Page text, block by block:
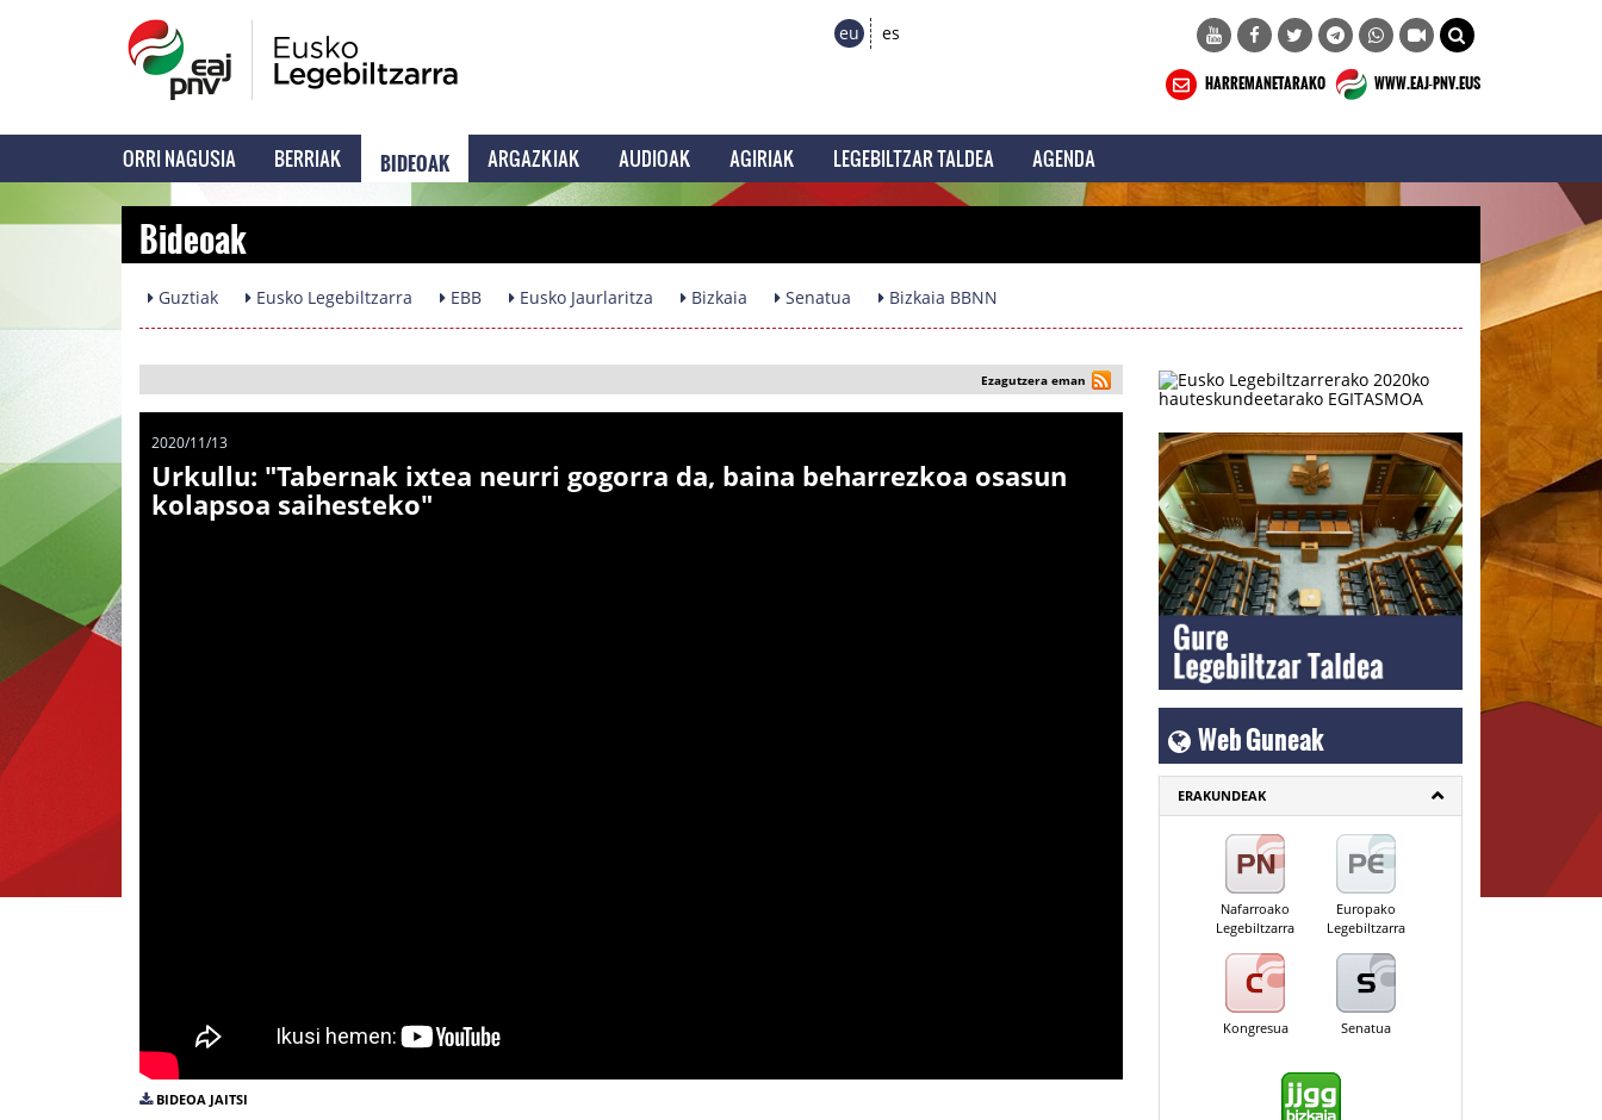
eu es
HARREMANETARAKO WWW.EAJ-PNV.EUS
ORRI NAGUSIA BERRIAK BIDEOAK ARGAZKIAK AUDIOAK AGIRIAK LEGEBILTZAR TALDEA AGENDA
Bideoak
Guztiak Eusko Legebiltzarra EBB Eusko Jaurlaritza Bizkaia Senatua Bizkaia BBNN
Ezagutzera eman
2020/11/13
Urkullu: "Tabernak ixtea neurri gogorra da, baina beharrezkoa osasun
kolapsoa saihesteko"
BIDEOA JAITSI
Web Guneak
ERAKUNDEAK
Nafarroako
Legebiltzarra
Europako
Legebiltzarra
Kongresua Senatua